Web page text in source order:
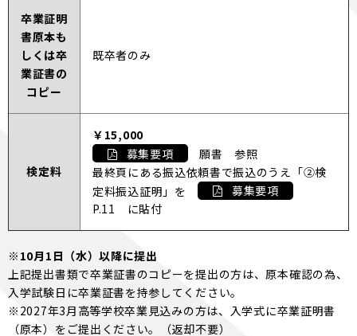
卒業証明
書原本も
しくは卒
業証書の
コピー
既卒者のみ
検定料
￥15,000
募集要項
願書 参照
最終頁にある振込依頼書で振込のうえ「②検
定料振込証明」を
募集要項
P.11 に貼付
※10月1日（水）以降に提出
上記提出書類で卒業証書のコピーを提出の方は、原本確認の為、
入学試験日に卒業証書を持参してください。
※2027年3月高等学校卒業見込みの方は、入学式に卒業証明書
（原本）をご提出ください。（返却不要）